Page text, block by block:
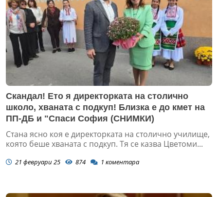
Скандал! Ето я директорката на столично
школо, хваната с подкуп! Близка е до кмет на
ПП-ДБ и "Спаси София (СНИМКИ)
Стана ясно коя е директорката на столично училище,
която беше хваната с подкуп. Тя се казва Цветоми...
21 февруари 25 874 1 коментара